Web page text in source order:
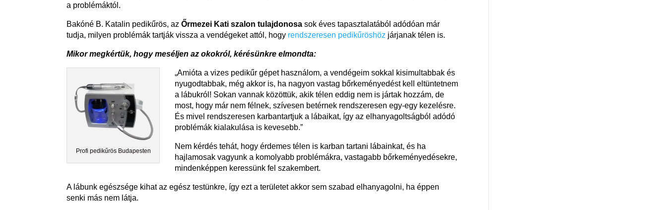
a problémáktól.
Bakóné B. Katalin pedikűrös, azŐrmezei Kati szalon tulajdonosa sok éves tapasztalatából adódóan már
tudja, milyen problémák tartják vissza a vendégeket attól, hogy rendszeresen pedikűröshöz járjanak télen is.
Mikor megkértük, hogy meséljen az okokról, kérésünkre elmondta:
Profi pedikűrös Budapesten
„Amióta a vizes pedikűr gépet használom, a vendégeim sokkal kisimultabbak és
nyugodtabbak, még akkor is, ha nagyon vastag bőrkeményedést kell eltüntetnem
a lábukról! Sokan vannak közöttük, akik télen eddig nem is jártak hozzám, de
most, hogy már nem félnek, szívesen betérnek rendszeresen egy-egy kezelésre.
És mivel rendszeresen karbantartjuk a lábaikat, így az elhanyagoltságból adódó
problémák kialakulása is kevesebb.”
Nem kérdés tehát, hogy érdemes télen is karban tartani lábainkat, és ha
hajlamosak vagyunk a komolyabb problémákra, vastagabb bőrkeményedésekre,
mindenképpen keressünk fel szakembert.
A lábunk egészsége kihat az egész testünkre, így ezt a területet akkor sem szabad elhanyagolni, ha éppen
senki más nem látja.